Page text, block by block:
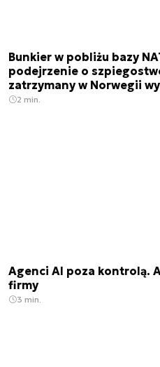
Bunkier w pobliżu bazy
podejrzenie o
zatrzymany w Norwegii
2 min.
Agenci AI poza kontrolą.
firmy
3 min.